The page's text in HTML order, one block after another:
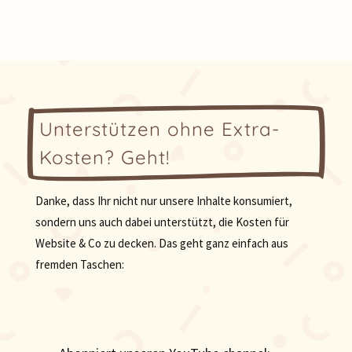
Unterstützen ohne Extra-
Kosten? Geht!
Danke, dass Ihr nicht nur unsere Inhalte konsumiert,
sondern uns auch dabei unterstützt, die Kosten für
Website & Co zu decken. Das geht ganz einfach aus
fremden Taschen: